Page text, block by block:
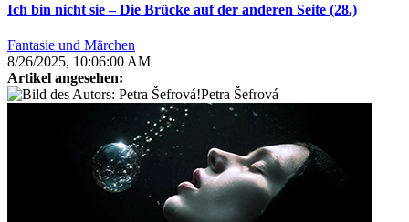
Ich bin nicht sie – Die Brücke auf der anderen Seite (28.)
Fantasie und Märchen
8/26/2025, 10:06:00 AM
Artikel angesehen:
Petra Šefrová